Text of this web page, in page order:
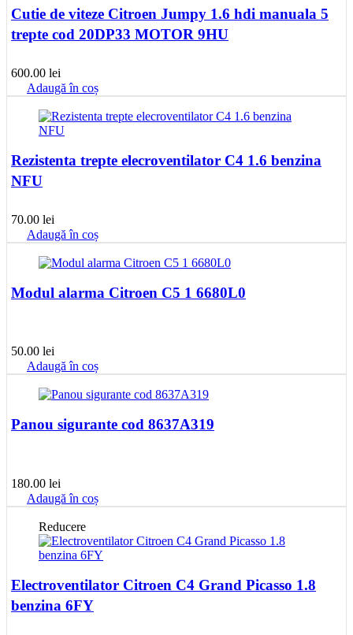
Cutie de viteze Citroen Jumpy 1.6 hdi manuala 5
trepte cod 20DP33 MOTOR 9HU
600.00 lei
Adaugă în coș
Rezistenta trepte elecroventilator C4 1.6 benzina
NFU
70.00 lei
Adaugă în coș
Modul alarma Citroen C5 1 6680L0
50.00 lei
Adaugă în coș
Panou sigurante cod 8637A319
180.00 lei
Adaugă în coș
Reducere
Electroventilator Citroen C4 Grand Picasso 1.8
benzina 6FY